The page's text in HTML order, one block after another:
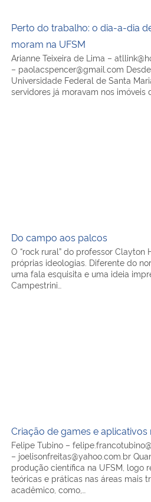
Perto do trabalho: o dia-a-dia
moram na UFSM
Arianne Teixeira de Lima –
– paolacspencer@gmail.com
Universidade Federal de Santa
servidores já moravam nos imóveis
Do campo aos palcos
O “rock rural” do professor
próprias ideologias. Diferente do
uma fala esquisita e uma ideia
Campestrini…
Criação de games e
Felipe Tubino –
– joelisonfreitas@yahoo.com.br
produção científica na UFSM, logo
teóricas e práticas nas áreas mais
acadêmico, como,…